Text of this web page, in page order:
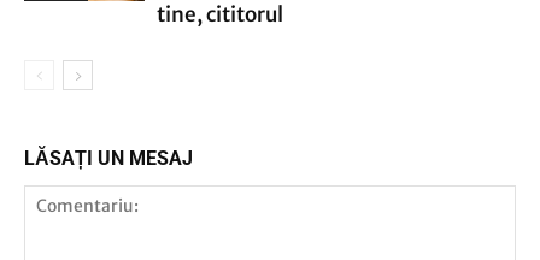
tine, cititorul
LĂSAȚI UN MESAJ